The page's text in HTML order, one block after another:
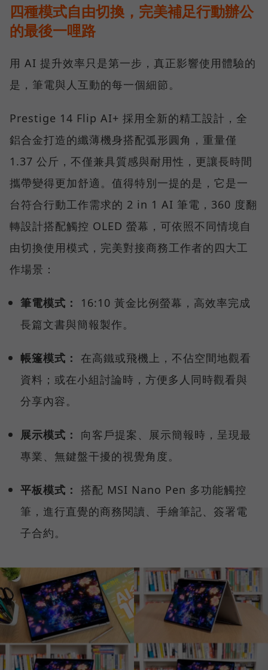
四種模式自由切換，完美補足行動辦公
的最後一哩路
用 AI 提升效率只是第一步，真正影響使用體驗的
是，筆電與人互動的每一個細節。
Prestige 14 Flip AI+ 採用全新的精工設計，全
鋁合金打造的纖薄機身搭配弧形圓角，重量僅
1.37 公斤，不僅兼具質感與耐用性，更讓長時間
攜帶變得更加舒適。值得特別一提的是，它是一
台符合行動工作需求的 2 in 1 AI 筆電，360 度翻
轉設計搭配觸控 OLED 螢幕，可依照不同情境自
由切換使用模式，完美對接商務工作者的四大工
作場景：
筆電模式：
16:10 黃金比例螢幕，高效率完成
長篇文書與簡報製作。
帳篷模式： 在高鐵或飛機上，不佔空間地觀看
資料；或在小組討論時，方便多人同時觀看與
分享內容。
展示模式：
向客戶提案、展示簡報時，呈現最
專業、無鍵盤干擾的視覺角度。
平板模式： 搭配 MSI Nano Pen 多功能觸控
筆，進行直覺的商務閱讀、手繪筆記、簽署電
子合約。